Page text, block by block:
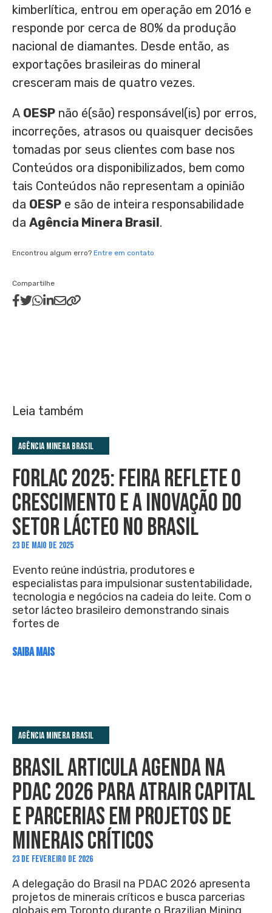
kimberlítica, entrou em operação em 2016 e
responde por cerca de 80% da produção
nacional de diamantes. Desde então, as
exportações brasileiras do mineral
cresceram mais de quatro vezes.
A OESP não é(são) responsável(is) por erros,
incorreções, atrasos ou quaisquer decisões
tomadas por seus clientes com base nos
Conteúdos ora disponibilizados, bem como
tais Conteúdos não representam a opinião
da OESP e são de inteira responsabilidade
da Agência Minera Brasil.
Encontrou algum erro? Entre em contato
Compartilhe
Leia também
Agência Minera Brasil
FORLAC 2025: FEIRA REFLETE O
CRESCIMENTO E A INOVAÇÃO DO
SETOR LÁCTEO NO BRASIL
23 DE MAIO DE 2025
Evento reúne indústria, produtores e
especialistas para impulsionar sustentabilidade,
tecnologia e negócios na cadeia do leite. Com o
setor lácteo brasileiro demonstrando sinais
fortes de
SAIBA MAIS
Agência Minera Brasil
BRASIL ARTICULA AGENDA NA
PDAC 2026 PARA ATRAIR CAPITAL
E PARCERIAS EM PROJETOS DE
MINERAIS CRÍTICOS
23 DE FEVEREIRO DE 2026
A delegação do Brasil na PDAC 2026 apresenta
projetos de minerais críticos e busca parcerias